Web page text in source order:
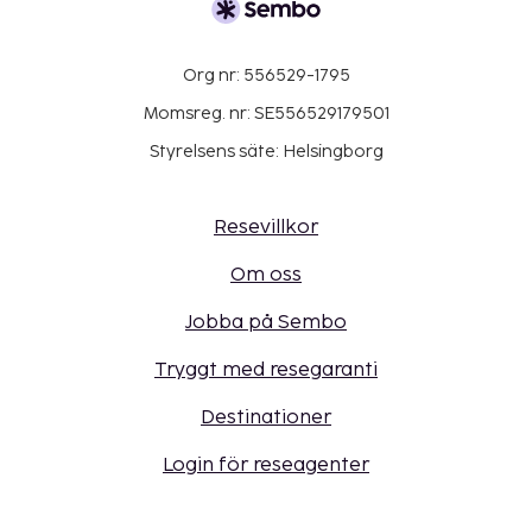
Org nr: 556529-1795
Momsreg. nr: SE556529179501
Styrelsens säte: Helsingborg
Resevillkor
Om oss
Jobba på Sembo
Tryggt med resegaranti
Destinationer
Login för reseagenter